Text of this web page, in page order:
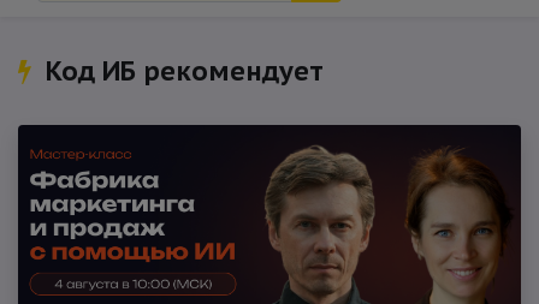
Код ИБ рекомендует